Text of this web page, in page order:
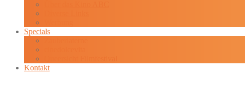
Specials
Kontakt